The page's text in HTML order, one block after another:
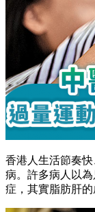
香港人生活節奏
病。許多病人以
症，其實脂肪肝的